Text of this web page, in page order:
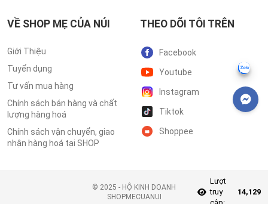
VỀ SHOP MẸ CỦA NÚI
Giới Thiệu
Tuyển dụng
Tư vấn mua hàng
Chính sách bán hàng và chất
lượng hàng hoá
Chính sách vận chuyển, giao
nhận hàng hoá tại SHOP
THEO DÕI TÔI TRÊN
Facebook
Youtube
Instagram
Tiktok
Shoppee
©️ 2025 - HỘ KINH DOANH
SHOPMECUANUI
Lượt
truy
14,129